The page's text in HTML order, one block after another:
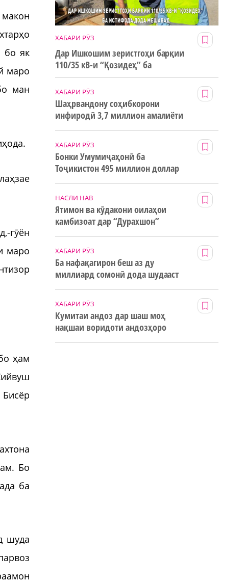
бо як
маро
ман
гӯён
маро
ҳам
Бо
ба
шуда
ХАБАРИ РӮЗ
Дар Ишкошим зеристгоҳи барқии
110/35 кВ-и “Қозидеҳ” ба
истифода дода мешавад
ХАБАРИ РӮЗ
Шаҳрвандону соҳибкорони
инфиродӣ 3,7 миллион амалиёти
ХАБАРИ РӮЗ
Бонки Умумиҷаҳонӣ ба
Тоҷикистон 495 миллион доллар
НАСЛИ НАВ
Ятимон ва кӯдакони оилаҳои
камбизоат дар “Дурахшон”
ХАБАРИ РӮЗ
Ба нафақагирон беш аз ду
миллиард сомонӣ дода шудааст
ХАБАРИ РӮЗ
Кумитаи андоз дар шаш моҳ
нақшаи воридоти андозҳоро